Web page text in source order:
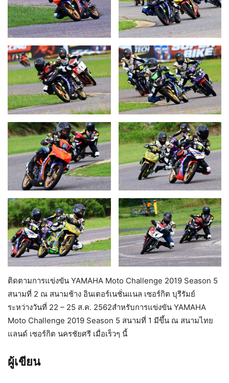
ติดตามการแข่งขัน YAMAHA Moto Challenge 2019 Season 5
สนามที่ 2 ณ สนามช้าง อินเตอร์เนชั่นแนล เซอร์กิต บุรีรัมย์
ระหว่างวันที่ 22 – 25 ส.ค. 2562สำหรับการแข่งขัน YAMAHA
Moto Challenge 2019 Season 5 สนามที่ 1 มีขึ้น ณ สนามไทย
แลนด์ เซอร์กิต นครชัยศรี เมื่อเร็วๆ นี้
ผู้เขียน